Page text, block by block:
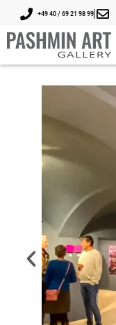
+49 40 / 69 21 98 99